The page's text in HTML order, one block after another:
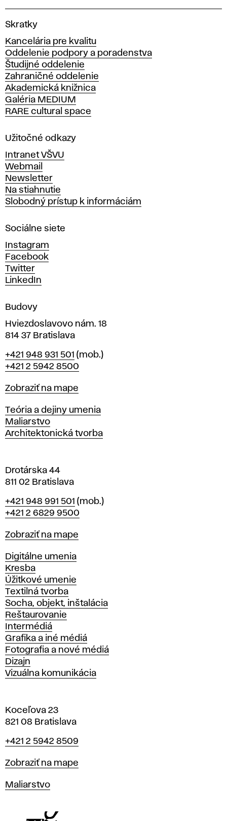
V
s
o
k
á
š
k
o
a
ý
t
v
a
r
ý
c
h
u
m
e
í
v
r
a
i
l
a
v
Skratky
Kancelária pre kvalitu
Oddelenie podpory a poradenstva
Študijné oddelenie
Zahraničné oddelenie
Akademická knižnica
Galéria MEDIUM
RARE cultural space
Užitočné odkazy
Intranet VŠVU
Webmail
Newsletter
Na stiahnutie
Slobodný prístup k informáciám
Sociálne siete
Instagram
Facebook
Twitter
LinkedIn
Budovy
Hviezdoslavovo nám. 18
814 37 Bratislava
Telefón
+421 948 931 501 (mob.)
+421 2 5942 8500
Mapa
Zobraziť na mape
Katedry
Teória a dejiny umenia
Maliarstvo
Architektonická tvorba
Drotárska 44
811 02 Bratislava
Telefón
+421 948 991 501 (mob.)
+421 2 6829 9500
Mapa
Zobraziť na mape
Katedry
Digitálne umenia
Kresba
Úžitkové umenie
Textilná tvorba
Socha, objekt, inštalácia
Reštaurovanie
Intermédiá
Grafika a iné médiá
Fotografia a nové médiá
Dizajn
Vizuálna komunikácia
Koceľova 23
821 08 Bratislava
Telefón
+421 2 5942 8509
Mapa
Zobraziť na mape
Katedry
Maliarstvo